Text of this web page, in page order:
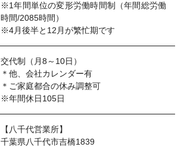
※1年間単位の変形労働時間制（年間総労働
時間/2085時間）
※4月後半と12月が繁忙期です
交代制（月8～10日）
＊他、会社カレンダー有
＊ご家庭都合の休み調整可
※年間休日105日
【八千代営業所】
千葉県八千代市吉橋1839